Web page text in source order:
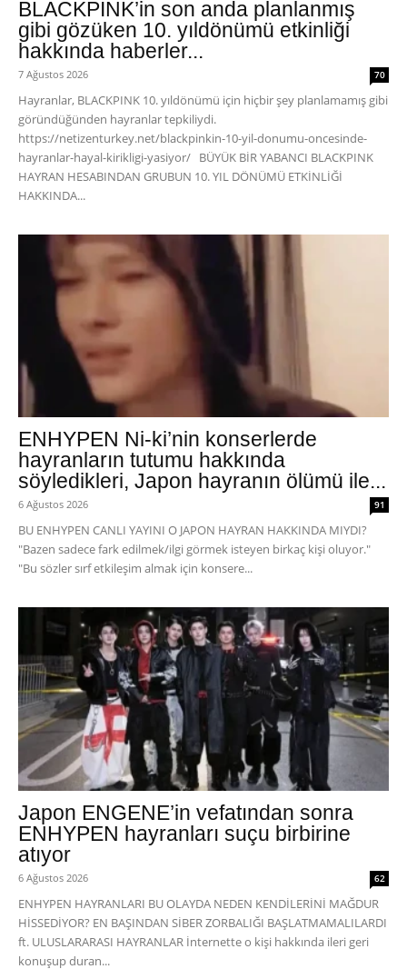
BLACKPINK’in son anda planlanmış
gibi gözüken 10. yıldönümü etkinliği
hakkında haberler...
7 Ağustos 2026 70
Hayranlar, BLACKPINK 10. yıldönümü için hiçbir şey planlamamış gibi
göründüğünden hayranlar tepkiliydi.
https://netizenturkey.net/blackpinkin-10-yil-donumu-oncesinde-
hayranlar-hayal-kirikligi-yasiyor/ BÜYÜK BİR YABANCI BLACKPINK
HAYRAN HESABINDAN GRUBUN 10. YIL DÖNÜMÜ ETKİNLİĞİ
HAKKINDA...
ENHYPEN Ni-ki’nin konserlerde
hayranların tutumu hakkında
söyledikleri, Japon hayranın ölümü ile...
6 Ağustos 2026 91
BU ENHYPEN CANLI YAYINI O JAPON HAYRAN HAKKINDA MIYDI?
"Bazen sadece fark edilmek/ilgi görmek isteyen birkaç kişi oluyor."
"Bu sözler sırf etkileşim almak için konsere...
Japon ENGENE’in vefatından sonra
ENHYPEN hayranları suçu birbirine
atıyor
6 Ağustos 2026 62
ENHYPEN HAYRANLARI BU OLAYDA NEDEN KENDİLERİNİ MAĞDUR
HİSSEDİYOR? EN BAŞINDAN SİBER ZORBALIĞI BAŞLATMAMALILARDI
ft. ULUSLARARASI HAYRANLAR İnternette o kişi hakkında ileri geri
konuşup duran...